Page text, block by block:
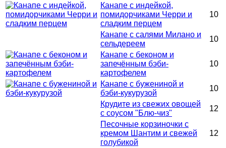
Канапе с индейкой,
помидорчиками Черри и
сладким перцем
10
Канапе с салями Милано и
сельдереем
10
Канапе с беконом и
запечённым бэби-
картофелем
10
Канапе с бужениной и
бэби-кукурузой
10
Крудите из свежих овощей
с соусом "Блю-чиз"
12
Песочные корзиночки с
кремом Шантим и свежей
голубикой
12